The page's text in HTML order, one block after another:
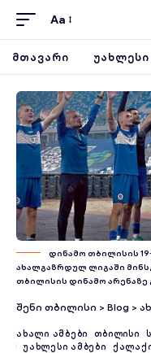
Aa
ᲛᲗᲐᲕᲐᲠᲘ ᲣᲐᲮᲚᲔᲡᲘ
დინამო თბილისის
ახალგაზრდულ ლიგაში
თბილისის დინამო არენაზე
შენი თბილისი > Blog >
ᲐᲮᲐᲚᲘ ᲐᲛᲑᲔᲑᲘ ᲗᲑᲘᲚᲘᲡᲘ
ᲣᲐᲮᲚᲔᲡᲘ ᲐᲛᲑᲔᲑᲘ